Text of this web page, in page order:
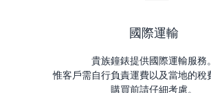
國際運輸
貴族鐘錶提供國際運輸服務。
惟客戶需自行負責運費以及當地的稅
購買前請仔細考慮。